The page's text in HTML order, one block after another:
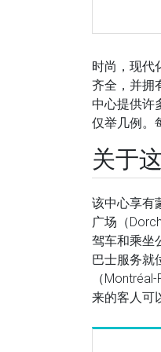
时尚，现代
齐全，并拥
中心提供许
仅举几例。
关于
该中心享有
广场（
驾车和乘坐
巴士服务就
（
来的客人可